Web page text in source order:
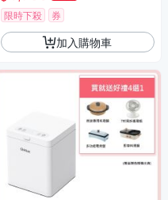
限時下殺 券
加入購物車